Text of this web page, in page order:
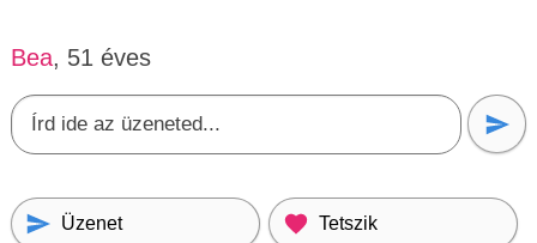
Bea, 51 éves
Üzenet Tetszik